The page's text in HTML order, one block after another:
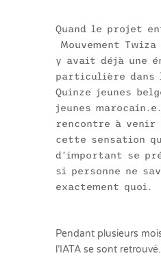
Quand le projet
Mouvement
y avait déjà une
particulière dans
Quinze jeunes
jeunes
rencontre à venir
cette sensation
d’important se
si personne ne
exactement quoi.
Pendant plusieurs
l’IATA se sont